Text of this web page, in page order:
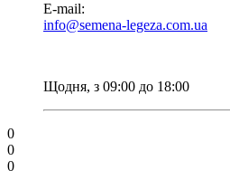
E-mail:
info@semena-legeza.com.ua
Щодня, з 09:00 до 18:00
0
0
0